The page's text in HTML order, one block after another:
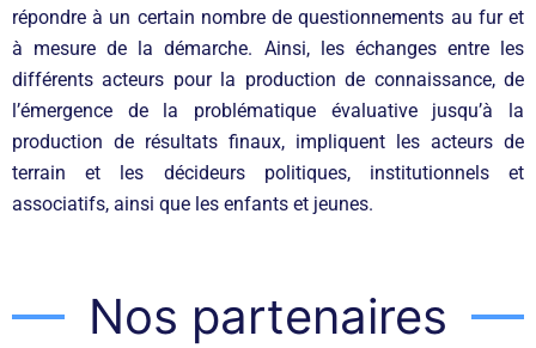
répondre à un certain nombre de questionnements au fur et
à mesure de la démarche. Ainsi, les échanges entre les
différents acteurs pour la production de connaissance, de
l’émergence de la problématique évaluative jusqu’à la
production de résultats finaux, impliquent les acteurs de
terrain et les décideurs politiques, institutionnels et
associatifs, ainsi que les enfants et jeunes.
Nos partenaires